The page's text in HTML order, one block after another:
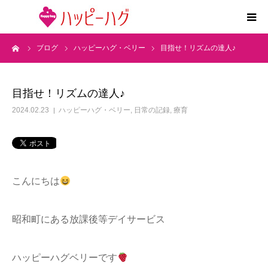
ブログ ハッピーハグ・ベリー 目指せ！リズムの達人♪
目指せ！リズムの達人♪
2024.02.23 ハッピーハグ・ベリー, 日常の記録, 療育
こんにちは
昭和町にある放課後等デイサービス
ハッピーハグベリーです
2つの特徴
求人情報
運営会社